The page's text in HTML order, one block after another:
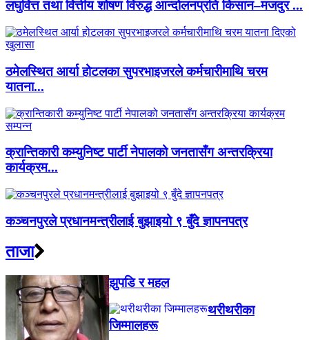
लघुवित्त तथा वित्तीय शोषण विरुद्ध आन्दोलनप्रति किसान–मजदुर ...
ठमेलस्थित आर्या होटलका सुपरभाइजरले कर्मचारीमाथि चरम
यातना...
क्रान्तिकारी कम्युनिष्ट पार्टी नेपालको जनतासँग अन्तरक्रिया
कार्यक्रम...
कञ्चनपुरले प्रधानमन्त्रीलाई बुझाइयो ९ बुँदे ज्ञापनपत्र
ताजा
झुपडि र महल
थरीथरीका
जिम्मालहरू